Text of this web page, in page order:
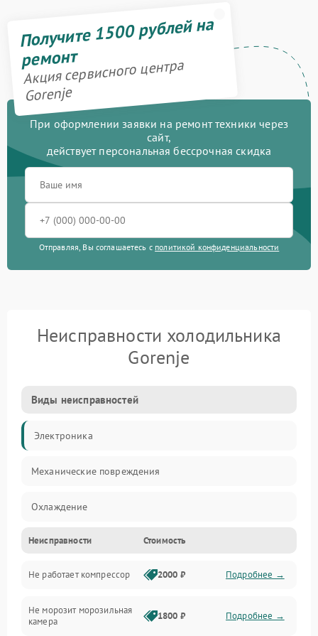
Получите 1500 рублей на
ремонт
Акция сервисного центра
Gorenje
При оформлении заявки на ремонт техники через
сайт,
действует персональная бессрочная скидка
Отправляя, Вы соглашаетесь с политикой конфиденциальности
Неисправности холодильника
Gorenje
Виды неисправностей
Электроника
Механические повреждения
Охлаждение
Механика
Электропитание
Дренаж
Неисправности Стоимость
Не работает компрессор 2000 ₽ Подробнее →
Не морозит морозильная
камера
1800 ₽ Подробнее →